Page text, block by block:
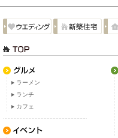
ラーメン
ランチ
カフェ